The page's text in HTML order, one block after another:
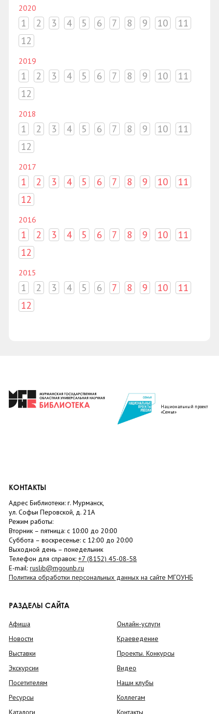
2020
1 2 3 4 5 6 7 8 9 10
11
12
2019
1 2 3 4 5 6 7 8 9 10
11
12
2018
1 2 3 4 5 6 7 8 9 10
11
12
2017
1 2 3 4 5 6 7 8 9 10
11
12
2016
1 2 3 4 5 6 7 8 9 10
11
12
2015
1 2 3 4 5 6 7 8 9 10
11
12
Национальный проект
«Семья»
КОНТАКТЫ
Адрес Библиотеки: г. Мурманск,
ул. Софьи Перовской, д. 21А
Режим работы:
Вторник – пятница: с 10:00 до 20:00
Суббота – воскресенье: c 12:00 до 20:00
Выходной день – понедельник
Телефон для справок: +7 (8152) 45-08-58
E-mail: ruslib@mgounb.ru
Политика обработки персональных данных на сайте МГОУНБ
РАЗДЕЛЫ САЙТА
Афиша
Новости
Выставки
Экскурсии
Посетителям
Ресурсы
Каталоги
Онлайн-услуги
Краеведение
Проекты. Конкурсы
Видео
Наши клубы
Коллегам
Контакты